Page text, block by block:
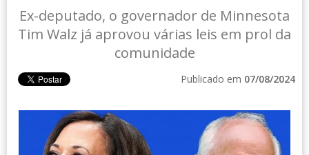
Ex-deputado, o governador de Minnesota
Tim Walz já aprovou várias leis em prol da
comunidade
Publicado em 07/08/2024